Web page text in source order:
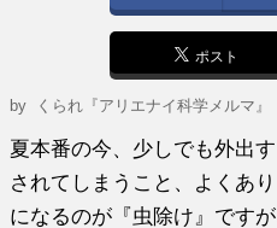
ポスト
by くられ『アリエナイ科学メルマ』
夏本番の今、少しでも外出
されてしまうこと、よくあ
になるのが『虫除け』です